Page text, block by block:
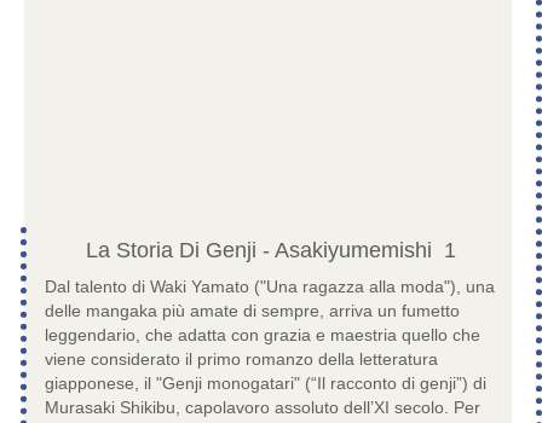
La Storia Di Genji - Asakiyumemishi 1
Dal talento di Waki Yamato ("Una ragazza alla moda"), una
delle mangaka più amate di sempre, arriva un fumetto
leggendario, che adatta con grazia e maestria quello che
viene considerato il primo romanzo della letteratura
giapponese, il "Genji monogatari" (“Il racconto di genji”) di
Murasaki Shikibu, capolavoro assoluto dell’XI secolo. Per